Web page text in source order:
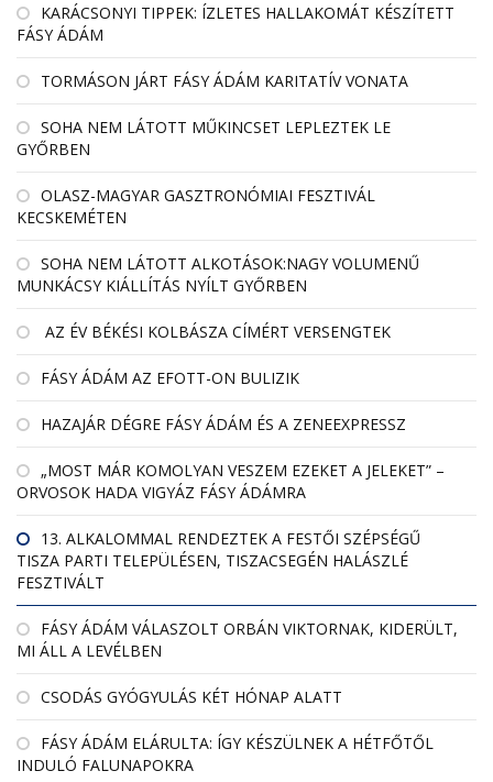
KARÁCSONYI TIPPEK: ÍZLETES HALLAKOMÁT KÉSZÍTETT
FÁSY ÁDÁM
TORMÁSON JÁRT FÁSY ÁDÁM KARITATÍV VONATA
SOHA NEM LÁTOTT MŰKINCSET LEPLEZTEK LE
GYŐRBEN
OLASZ-MAGYAR GASZTRONÓMIAI FESZTIVÁL
KECSKEMÉTEN
SOHA NEM LÁTOTT ALKOTÁSOK:NAGY VOLUMENŰ
MUNKÁCSY KIÁLLÍTÁS NYÍLT GYŐRBEN
AZ ÉV BÉKÉSI KOLBÁSZA CÍMÉRT VERSENGTEK
FÁSY ÁDÁM AZ EFOTT-ON BULIZIK
HAZAJÁR DÉGRE FÁSY ÁDÁM ÉS A ZENEEXPRESSZ
„MOST MÁR KOMOLYAN VESZEM EZEKET A JELEKET” –
ORVOSOK HADA VIGYÁZ FÁSY ÁDÁMRA
13. ALKALOMMAL RENDEZTEK A FESTŐI SZÉPSÉGŰ
TISZA PARTI TELEPÜLÉSEN, TISZACSEGÉN HALÁSZLÉ
FESZTIVÁLT
FÁSY ÁDÁM VÁLASZOLT ORBÁN VIKTORNAK, KIDERÜLT,
MI ÁLL A LEVÉLBEN
CSODÁS GYÓGYULÁS KÉT HÓNAP ALATT
FÁSY ÁDÁM ELÁRULTA: ÍGY KÉSZÜLNEK A HÉTFŐTŐL
INDULÓ FALUNAPOKRA